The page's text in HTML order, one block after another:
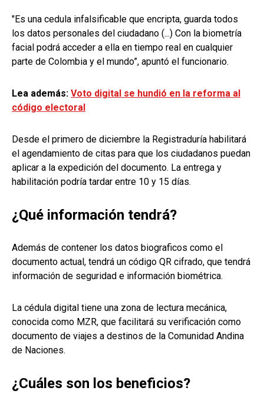
"Es una cedula infalsificable que encripta, guarda todos
los datos personales del ciudadano (...) Con la biometría
facial podrá acceder a ella en tiempo real en cualquier
parte de Colombia y el mundo”, apuntó el funcionario.
Lea además: Voto digital se hundió en la reforma al
código electoral
Desde el primero de diciembre la Registraduría habilitará
el agendamiento de citas para que los ciudadanos puedan
aplicar a la expedición del documento. La entrega y
habilitación podría tardar entre 10 y 15 días.
¿Qué información tendrá?
Además de contener los datos biograficos como el
documento actual, tendrá un código QR cifrado, que tendrá
información de seguridad e información biométrica.
La cédula digital tiene una zona de lectura mecánica,
conocida como MZR, que facilitará su verificación como
documento de viajes a destinos de la Comunidad Andina
de Naciones.
¿Cuáles son los beneficios?